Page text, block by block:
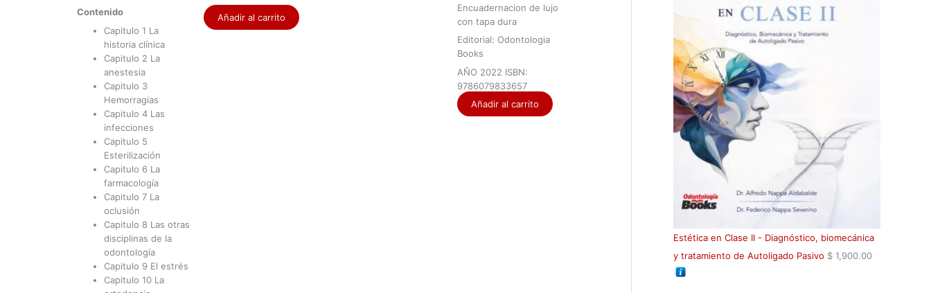
Contenido
Capitulo 1 La
historia clínica
Capitulo 2 La
anestesia
Capitulo 3
Hemorragias
Capitulo 4 Las
infecciones
Capitulo 5
Esterilización
Capitulo 6 La
farmacología
Capitulo 7 La
oclusión
Capitulo 8 Las otras
disciplinas de la
odontología
Capitulo 9 El estrés
Capitulo 10 La
Añadir al carrito
Encuadernacion de lujo
con tapa dura
Editorial: Odontologia
Books
AÑO 2022 ISBN:
9786079833657
Añadir al carrito
Estética en Clase II - Diagnóstico, biomecánica
y tratamiento de Autoligado Pasivo $ 1,900.00